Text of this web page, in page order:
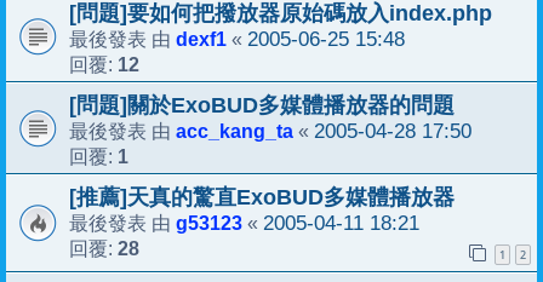
[問題]要如何把撥放器原始碼放入index.php
最後發表 由 dexf1 « 2005-06-25 15:48
回覆: 12
[問題]關於ExoBUD多媒體播放器的問題
最後發表 由 acc_kang_ta « 2005-04-28 17:50
回覆: 1
[推薦]天真的驚直ExoBUD多媒體播放器
最後發表 由 g53123 « 2005-04-11 18:21
回覆: 28 1 2